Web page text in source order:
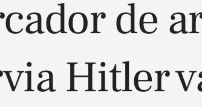
de
Hitler